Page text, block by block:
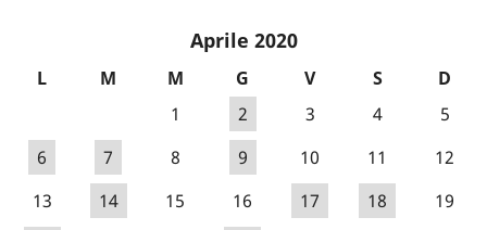
Aprile 2020
L M M G V S
D
1
2 3 4
5
6
7 8 9 10 11
12
13
14 15 16 17 18
19